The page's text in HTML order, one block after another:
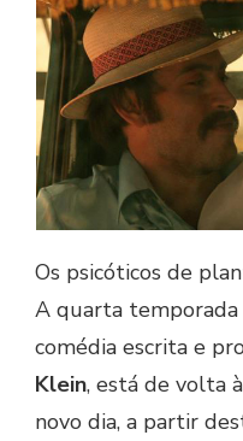
Os psicóticos de
A quarta temporada
comédia escrita e
Klein, está de volta
novo dia, a partir